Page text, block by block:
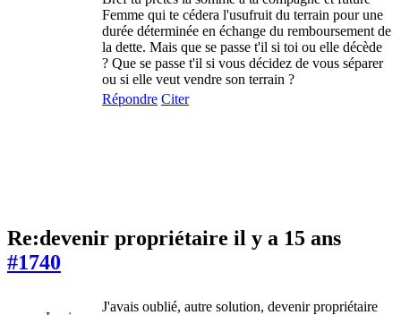
Femme qui te cédera l'usufruit du terrain pour une
durée déterminée en échange du remboursement de
la dette. Mais que se passe t'il si toi ou elle décède
? Que se passe t'il si vous décidez de vous séparer
ou si elle veut vendre son terrain ?
Répondre Citer
Re:devenir propriétaire il y a 15 ans
#1740
J'avais oublié, autre solution, devenir propriétaire